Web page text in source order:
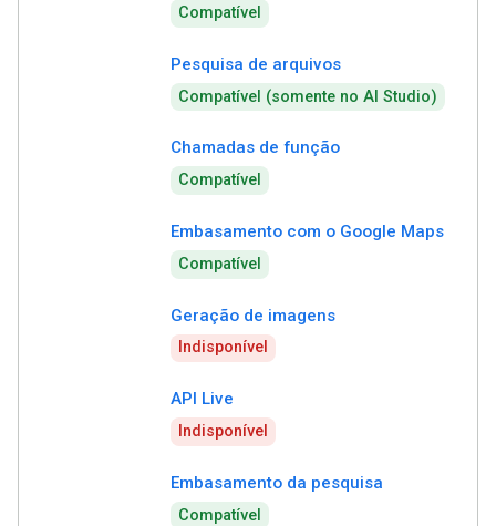
Compatível
Pesquisa de arquivos
Compatível (somente no AI Studio)
Chamadas de função
Compatível
Embasamento com o Google Maps
Compatível
Geração de imagens
Indisponível
API Live
Indisponível
Embasamento da pesquisa
Compatível